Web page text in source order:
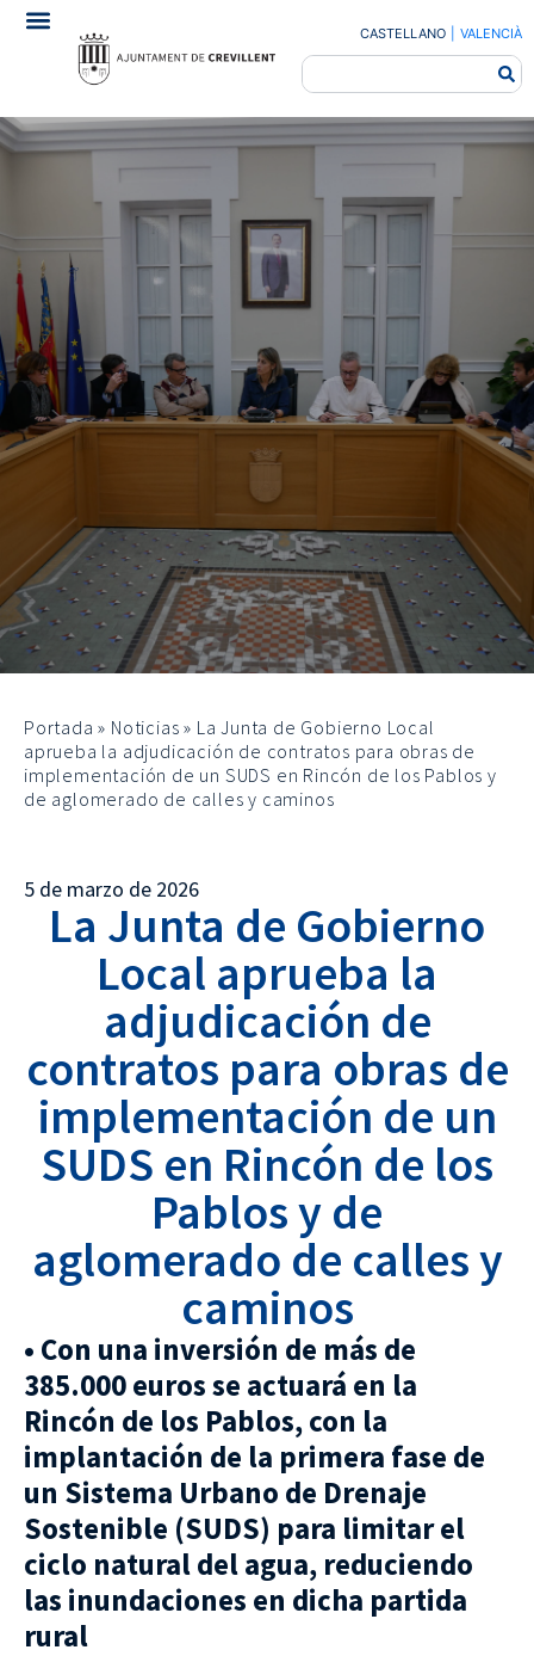
CASTELLANO VALENCIÀ
Portada » Noticias » La Junta de Gobierno Local
aprueba la adjudicación de contratos para obras de
implementación de un SUDS en Rincón de los Pablos y
de aglomerado de calles y caminos
5 de marzo de 2026
La Junta de Gobierno
Local aprueba la
adjudicación de
contratos para obras de
implementación de un
SUDS en Rincón de los
Pablos y de
aglomerado de calles y
caminos
• Con una inversión de más de
385.000 euros se actuará en la
Rincón de los Pablos, con la
implantación de la primera fase de
un Sistema Urbano de Drenaje
Sostenible (SUDS) para limitar el
ciclo natural del agua, reduciendo
las inundaciones en dicha partida
rural